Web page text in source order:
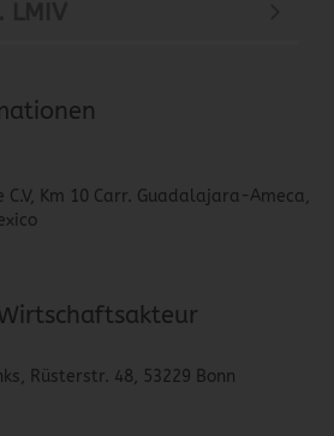
C.V, Km 10 Carr. Guadalajara-Ameca,
Rüsterstr. 48, 53229 Bonn